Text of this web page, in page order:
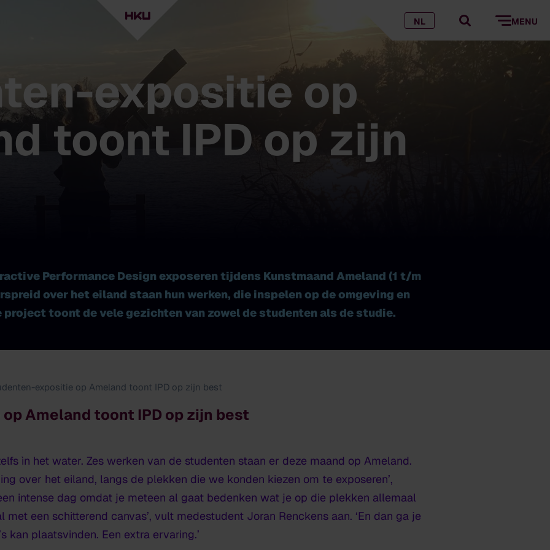
NL MENU
expositie op
toont IPD op zijn
Performance Design exposeren tijdens Kunstmaand Ameland (1 t/m
over het eiland staan hun werken, die inspelen op de omgeving en
toont de vele gezichten van zowel de studenten als de studie.
expositie op Ameland toont IPD op zijn best
Ameland toont IPD op zijn best
ìn het water. Zes werken van de studenten staan er deze maand op Ameland.
over het eiland, langs de plekken die we konden kiezen om te exposeren’,
intense dag omdat je meteen al gaat bedenken wat je op die plekken allemaal
met een schitterend canvas’, vult medestudent Joran Renckens aan. ‘En dan ga je
kan plaatsvinden. Een extra ervaring.’